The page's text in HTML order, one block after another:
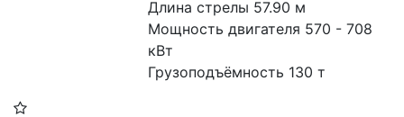
Длина стрелы 57.90 м
Мощность двигателя 570 - 708
кВт
Грузоподъёмность 130 т